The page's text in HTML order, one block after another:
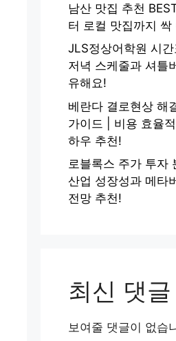
남산 맛집 추천
터 로컬 맛집까지 싹
JLS정상어학원 시
저녁 스케줄과 셔틀
유해요!
베란다 결로현상 해
가이드 | 비용 효율
하우 추천!
로블록스 주가 투자
산업 성장성과 메타
전망 추천!
최신 댓글
보여줄 댓글이 없습